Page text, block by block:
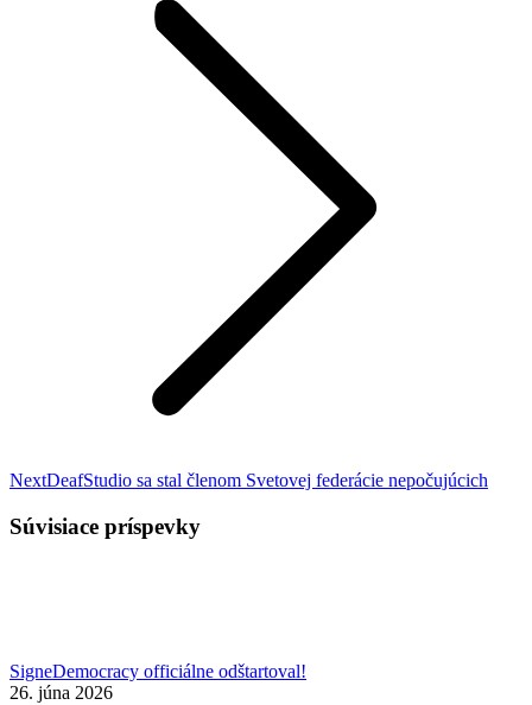
NextNasledujúci
DeafStudio sa stal členom Svetovej federácie nepočujúcich
Súvisiace príspevky
SigneDemocracy officiálne odštartoval!
26. júna 2026